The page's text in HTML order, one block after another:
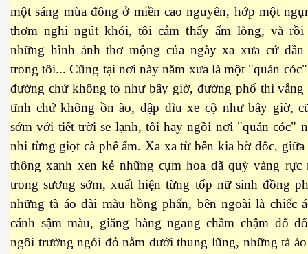
một sáng mùa đông ở miền cao nguyên, hớp một
thơm nghi ngút khói, tôi cảm thấy ấm lòng, và
những hình ảnh thơ mộng của ngày xa xưa cứ dần
trong tôi... Cũng tại nơi này năm xưa là một "quán
đường chứ không to như bây giờ, đường phố thì vắng
tĩnh chứ không ồn ào, dập dìu xe cộ như bây giờ,
sớm với tiết trời se lạnh, tôi hay ngồi nơi "quán cóc"
nhi từng giọt cà phê ấm. Xa xa từ bên kia bờ dốc, giữa
thông xanh xen kẻ những cụm hoa dã quỳ vàng rực
trong sương sớm, xuất hiện từng tốp nữ sinh đồng
những tà áo dài màu hồng phấn, bên ngoài là chiếc
cánh sậm màu, giăng hàng ngang chầm chậm đổ
ngôi trường ngói đỏ nằm dưới thung lũng, những tà